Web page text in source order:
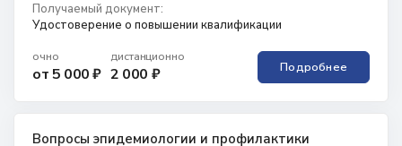
Получаемый документ:
Удостоверение о повышении квалификации
очно
от 5 000 ₽
дистанционно
2 000 ₽ Подробнее
Вопросы эпидемиологии и профилактики